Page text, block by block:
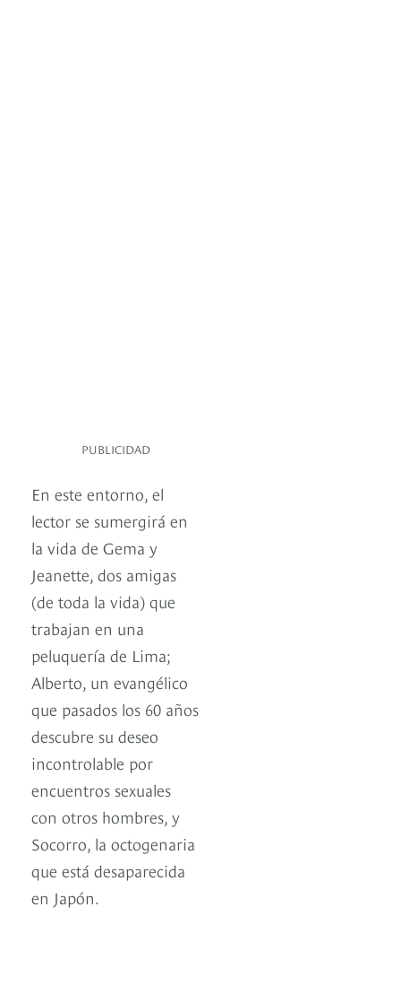
PUBLICIDAD
En este entorno, el
lector se sumergirá en
la vida de Gema y
Jeanette, dos amigas
(de toda la vida) que
trabajan en una
peluquería de Lima;
Alberto, un evangélico
que pasados los 60 años
descubre su deseo
incontrolable por
encuentros sexuales
con otros hombres, y
Socorro, la octogenaria
que está desaparecida
en Japón.